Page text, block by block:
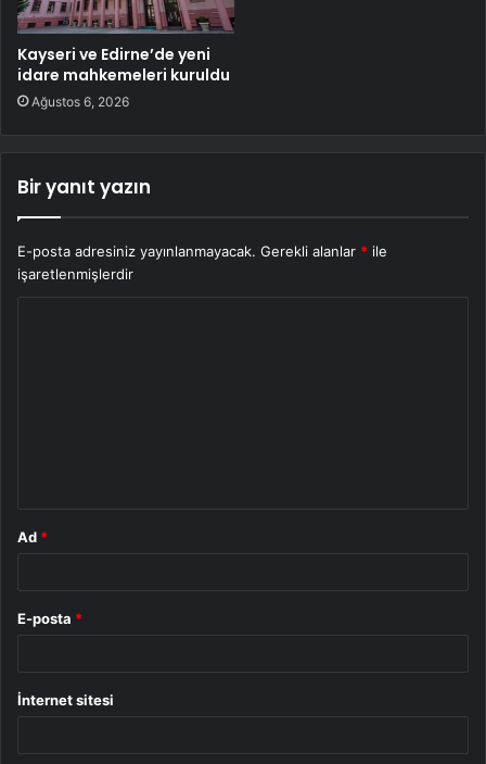
Kayseri ve Edirne’de yeni
idare mahkemeleri kuruldu
Ağustos 6, 2026
Bir yanıt yazın
E-posta adresiniz yayınlanmayacak. Gerekli alanlar * ile
işaretlenmişlerdir
Ad *
E-posta *
İnternet sitesi